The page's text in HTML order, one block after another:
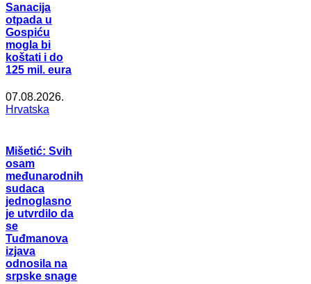
Sanacija
otpada u
Gospiću
mogla bi
koštati i do
125 mil. eura
07.08.2026.
Hrvatska
Mišetić: Svih
osam
međunarodnih
sudaca
jednoglasno
je utvrdilo da
se
Tuđmanova
izjava
odnosila na
srpske snage